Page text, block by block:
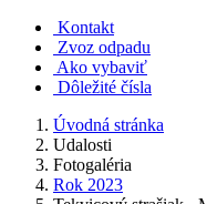
Kontakt
Zvoz odpadu
Ako vybaviť
Dôležité čísla
Úvodná stránka
Udalosti
Fotogaléria
Rok 2023